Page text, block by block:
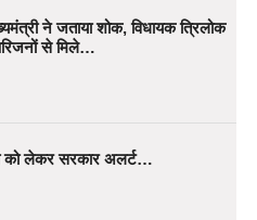
ने जताया शोक, विधायक त्रिलोक
से मिले…
को लेकर सरकार अलर्ट…